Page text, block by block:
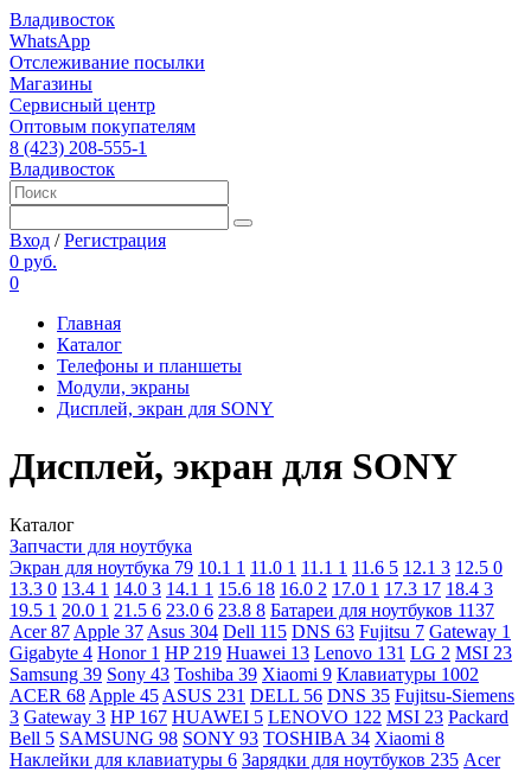
Владивосток
WhatsApp
Отслеживание посылки
Магазины
Сервисный центр
Оптовым покупателям
8 (423) 208-555-1
Владивосток
Вход /Регистрация
0 руб.
0
Главная
Каталог
Телефоны и планшеты
Модули, экраны
Дисплей, экран для SONY
Дисплей, экран для SONY
Каталог
Запчасти для ноутбука
Экран для ноутбука 79 10.1 1 11.0 1 11.1 1 11.6 5 12.1 3 12.5 0
13.3 0 13.4 1 14.0 3 14.1 1 15.6 18 16.0 2 17.0 1 17.3 17 18.4 3
19.5 1 20.0 1 21.5 6 23.0 6 23.8 8 Батареи для ноутбуков 1137
Acer87 Apple 37 Asus 304 Dell 115 DNS 63 Fujitsu 7 Gateway 1
Gigabyte 4 Honor 1 HP 219 Huawei 13 Lenovo 131 LG 2 MSI 23
Samsung 39 Sony 43 Toshiba 39 Xiaomi 9 Клавиатуры 1002
ACER 68 Apple 45 ASUS 231 DELL 56 DNS 35 Fujitsu-Siemens
3 Gateway 3 HP 167 HUAWEI 5 LENOVO 122 MSI 23 Packard
Bell 5 SAMSUNG 98 SONY 93 TOSHIBA 34 Xiaomi 8
Наклейки для клавиатуры 6 Зарядки для ноутбуков 235 Acer